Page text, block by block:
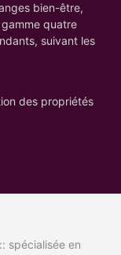
bien-être,
quatre
suivant les
des propriétés
spécialisée en